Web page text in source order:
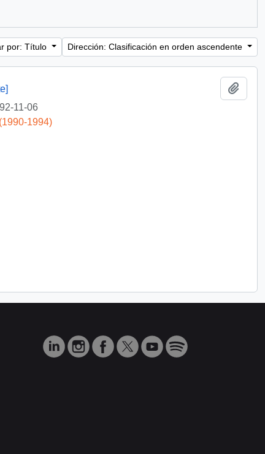
por: Título Dirección: Clasificación en orden ascendente
11-06
1994)